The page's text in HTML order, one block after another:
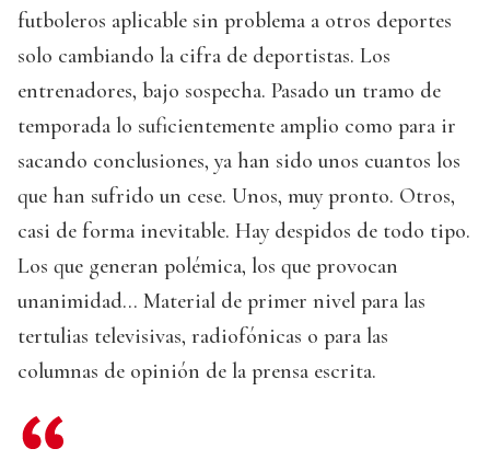
futboleros aplicable sin problema a otros deportes
solo cambiando la cifra de deportistas. Los
entrenadores, bajo sospecha. Pasado un tramo de
temporada lo suficientemente amplio como para ir
sacando conclusiones, ya han sido unos cuantos los
que han sufrido un cese. Unos, muy pronto. Otros,
casi de forma inevitable. Hay despidos de todo tipo.
Los que generan polémica, los que provocan
unanimidad… Material de primer nivel para las
tertulias televisivas, radiofónicas o para las
columnas de opinión de la prensa escrita.